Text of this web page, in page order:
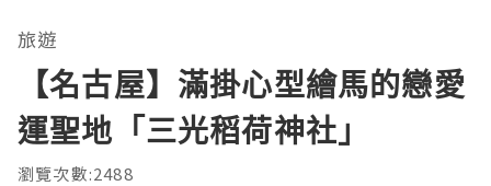
旅遊
【名古屋】滿掛心型繪馬的戀愛
運聖地「三光稻荷神社」
瀏覽次數:2488